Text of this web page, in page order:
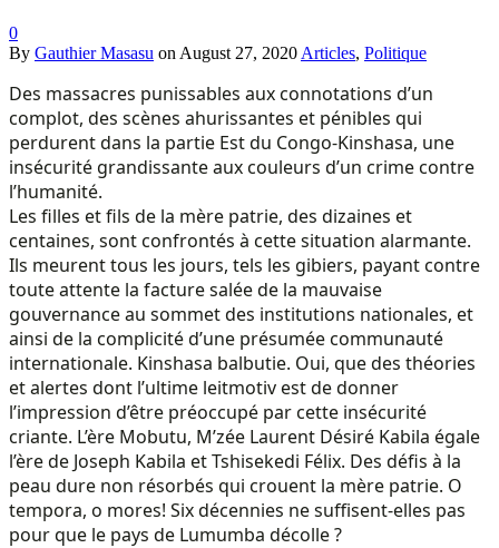
0
By Gauthier Masasu on August 27, 2020 Articles, Politique
Des massacres punissables aux connotations d’un
complot, des scènes ahurissantes et pénibles qui
perdurent dans la partie Est du Congo-Kinshasa, une
insécurité grandissante aux couleurs d’un crime contre
l’humanité.
Les filles et fils de la mère patrie, des dizaines et
centaines, sont confrontés à cette situation alarmante.
Ils meurent tous les jours, tels les gibiers, payant contre
toute attente la facture salée de la mauvaise
gouvernance au sommet des institutions nationales, et
ainsi de la complicité d’une présumée communauté
internationale. Kinshasa balbutie. Oui, que des théories
et alertes dont l’ultime leitmotiv est de donner
l’impression d’être préoccupé par cette insécurité
criante. L’ère Mobutu, M’zée Laurent Désiré Kabila égale
l’ère de Joseph Kabila et Tshisekedi Félix. Des défis à la
peau dure non résorbés qui crouent la mère patrie. O
tempora, o mores! Six décennies ne suffisent-elles pas
pour que le pays de Lumumba décolle ?